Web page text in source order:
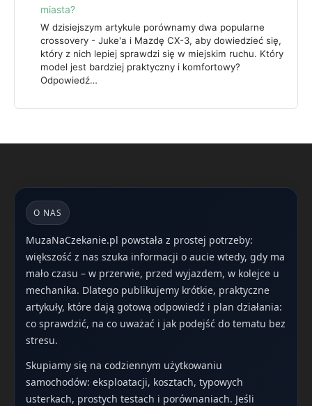
miasta?
W dzisiejszym artykule porównamy dwa popularne
crossovery - Juke'a i Mazdę CX-3, aby dowiedzieć się,
który z nich lepiej sprawdzi się w miejskim ruchu. Który
model jest bardziej praktyczny i komfortowy?
Odpowiedź…
O NAS
MuzaNaCzekanie.pl powstała z prostej potrzeby:
większość z nas szuka informacji o aucie wtedy, gdy ma
mało czasu – w przerwie, przed wyjazdem, w kolejce u
mechanika. Dlatego publikujemy krótkie, praktyczne
artykuły, które dają gotową odpowiedź i plan działania:
co sprawdzić, na co uważać i jak podejść do tematu bez
stresu.
Skupiamy się na codziennym użytkowaniu
samochodów: eksploatacji, kosztach, typowych
usterkach, prostych testach i porównaniach. Jeśli